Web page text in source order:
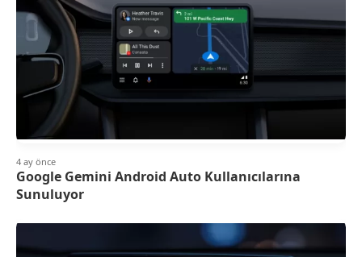
4 ay önce
Google Gemini Android Auto Kullanıcılarına
Sunuluyor